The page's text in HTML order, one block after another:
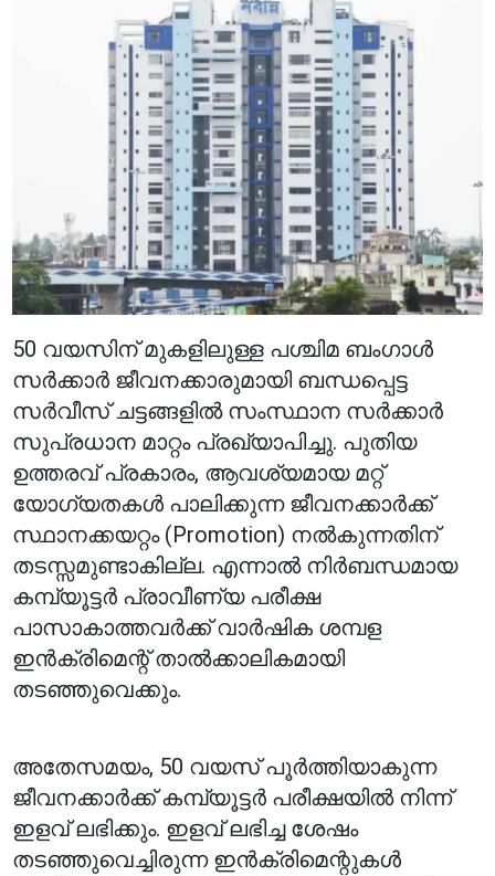
50 വയസിന് മുകളിലുള്ള പശ്ചിമ ബംഗാൾ
സർക്കാർ ജീവനക്കാരുമായി ബന്ധപ്പെട്ട
സർവീസ് ചട്ടങ്ങളിൽ സംസ്ഥാന സർക്കാർ
സുപ്രധാന മാറ്റം പ്രഖ്യാപിച്ചു. പുതിയ
ഉത്തരവ് പ്രകാരം, ആവശ്യമായ മറ്റ്
യോഗ്യതകൾ പാലിക്കുന്ന ജീവനക്കാർക്ക്
സ്ഥാനക്കയറ്റം (Promotion) നൽകുന്നതിന്
തടസ്സമുണ്ടാകില്ല. എന്നാൽ നിർബന്ധമായ
കമ്പ്യൂട്ടർ പ്രാവീണ്യ പരീക്ഷ
പാസാകാത്തവർക്ക് വാർഷിക ശമ്പള
ഇൻക്രിമെന്റ് താൽക്കാലികമായി
തടഞ്ഞുവെക്കും.
അതേസമയം, 50 വയസ് പൂർത്തിയാകുന്ന
ജീവനക്കാർക്ക് കമ്പ്യൂട്ടർ പരീക്ഷയിൽ നിന്ന്
ഇളവ് ലഭിക്കും. ഇളവ് ലഭിച്ച ശേഷം
തടഞ്ഞുവെച്ചിരുന്ന ഇൻക്രിമെന്റുകൾ